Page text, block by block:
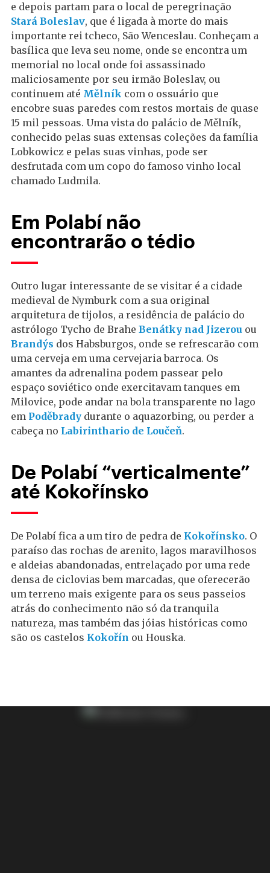
e depois partam para o local de peregrinação
Stará Boleslav, que é ligada à morte do mais
importante rei tcheco, São Wenceslau. Conheçam a
basílica que leva seu nome, onde se encontra um
memorial no local onde foi assassinado
maliciosamente por seu irmão Boleslav, ou
continuem até Mělník com o ossuário que
encobre suas paredes com restos mortais de quase
15 mil pessoas. Uma vista do palácio de Mělník,
conhecido pelas suas extensas coleções da família
Lobkowicz e pelas suas vinhas, pode ser
desfrutada com um copo do famoso vinho local
chamado Ludmila.
Em Polabí não
encontrarão o tédio
Outro lugar interessante de se visitar é a cidade
medieval de Nymburk com a sua original
arquitetura de tijolos, a residência de palácio do
astrólogo Tycho de Brahe Benátky nad Jizerou ou
Brandýs dos Habsburgos, onde se refrescarão com
uma cerveja em uma cervejaria barroca. Os
amantes da adrenalina podem passear pelo
espaço soviético onde exercitavam tanques em
Milovice, pode andar na bola transparente no lago
em Poděbrady durante o aquazorbing, ou perder a
cabeça no Labirinthario de Loučeň.
De Polabí “verticalmente”
até Kokořínsko
De Polabí fica a um tiro de pedra de Kokořínsko. O
paraíso das rochas de arenito, lagos maravilhosos
e aldeias abandonadas, entrelaçado por uma rede
densa de ciclovias bem marcadas, que oferecerão
um terreno mais exigente para os seus passeios
atrás do conhecimento não só da tranquila
natureza, mas também das jóias históricas como
são os castelos Kokořín ou Houska.